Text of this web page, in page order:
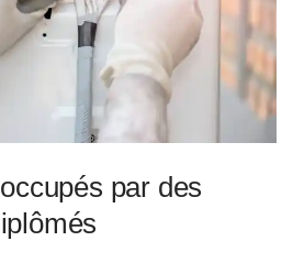
par des